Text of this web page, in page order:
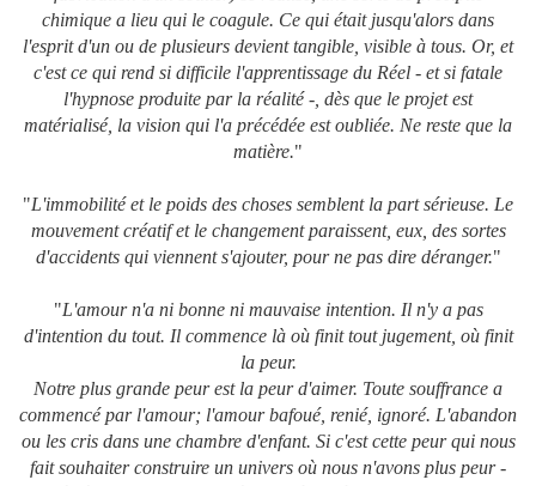
chimique a lieu qui le coagule. Ce qui était jusqu'alors dans
l'esprit d'un ou de plusieurs devient tangible, visible à tous. Or, et
c'est ce qui rend si difficile l'apprentissage du Réel - et si fatale
l'hypnose produite par la réalité -, dès que le projet est
matérialisé, la vision qui l'a précédée est oubliée. Ne reste que la
matière."
"L'immobilité et le poids des choses semblent la part sérieuse. Le
mouvement créatif et le changement paraissent, eux, des sortes
d'accidents qui viennent s'ajouter, pour ne pas dire déranger."
"L'amour n'a ni bonne ni mauvaise intention. Il n'y a pas
d'intention du tout. Il commence là où finit tout jugement, où finit
la peur.
Notre plus grande peur est la peur d'aimer. Toute souffrance a
commencé par l'amour; l'amour bafoué, renié, ignoré. L'abandon
ou les cris dans une chambre d'enfant. Si c'est cette peur qui nous
fait souhaiter construire un univers où nous n'avons plus peur -